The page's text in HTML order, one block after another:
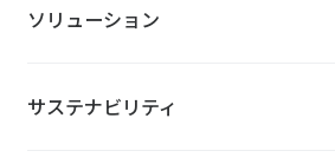
ソリューション
サステナビリティ